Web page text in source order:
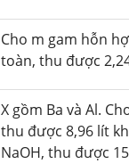
Cho m gam hỗn
toàn, thu được
X gồm Ba và Al.
thu được 8,96 lít
NaOH, thu được